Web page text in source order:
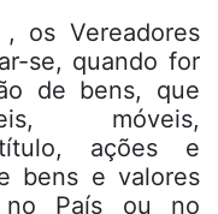
os Vereadores
se, quando for
de bens, que
móveis,
ações e
bens e valores
no País ou no